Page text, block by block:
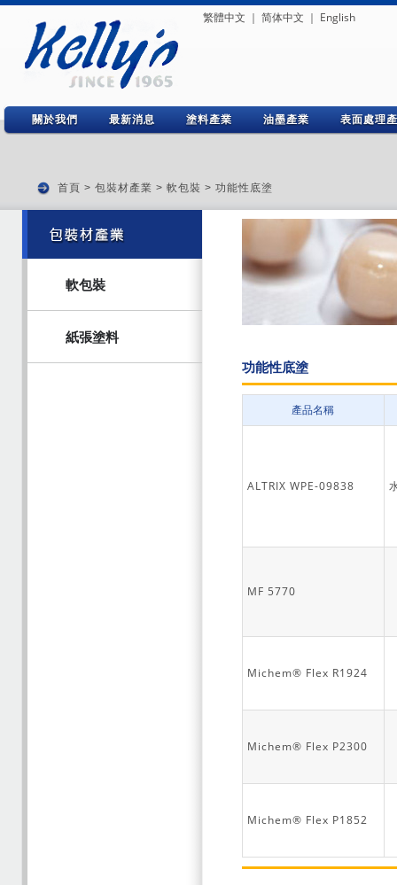
繁體中文 ｜ 简体中文 ｜ English
關於我們 最新消息 塗料產業 油墨產業 表面處理
首頁 > 包裝材產業 > 軟包裝 > 功能性底塗
軟包裝
紙張塗料
功能性底塗
產品名稱
ALTRIX WPE-09838
MF 5770
Michem® Flex R1924
Michem® Flex P2300
Michem® Flex P1852